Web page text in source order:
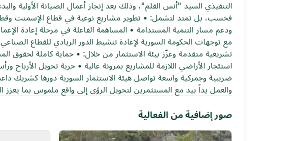
التنفيذي السيد "أنس القلم"، وذلك بعد إنجاز أعمال الصيانة الأولية
فحسب، بل تمتد لتشمل: • تطوير مشاريع نوعية في قطاع الإسمنت
ودعم مسار التنمية المستدامة • المساهمة الفاعلة في مرحلة إعادة
ضريبية وجمركية واسعة تواصل هيئة الاستثمار السورية دورها كشريك
والعمل يداً بيد مع المستثمرين لتحويل الرؤى إلى واقع ملموس بما
صور إضافية من الفعالية